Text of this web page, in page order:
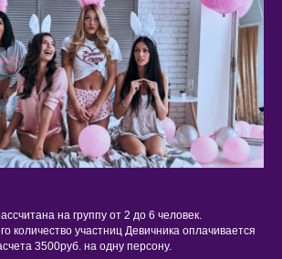
на группу от 2 до 6 человек.
количество участниц Девичника оплачивается
3500руб. на одну персону.